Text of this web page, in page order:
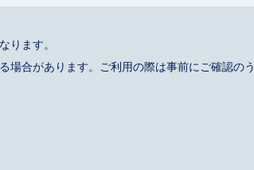
ます。
場合があります。ご利用の際は事前にご確認のう